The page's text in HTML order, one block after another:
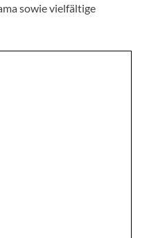
sowie vielfältige